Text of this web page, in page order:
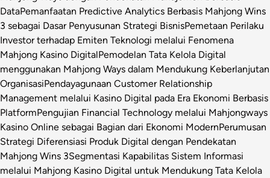
DataPemanfaatan Predictive Analytics Berbasis Mahjong Wins
3 sebagai Dasar Penyusunan Strategi BisnisPemetaan Perilaku
Investor terhadap Emiten Teknologi melalui Fenomena
Mahjong Kasino DigitalPemodelan Tata Kelola Digital
menggunakan Mahjong Ways dalam Mendukung Keberlanjutan
OrganisasiPendayagunaan Customer Relationship
Management melalui Kasino Digital pada Era Ekonomi Berbasis
PlatformPengujian Financial Technology melalui Mahjongways
Kasino Online sebagai Bagian dari Ekonomi ModernPerumusan
Strategi Diferensiasi Produk Digital dengan Pendekatan
Mahjong Wins 3Segmentasi Kapabilitas Sistem Informasi
melalui Mahjong Kasino Digital untuk Mendukung Tata Kelola